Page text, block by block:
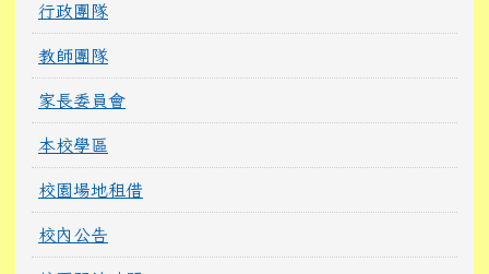
行政團隊
教師團隊
家長委員會
本校學區
校園場地租借
校內公告